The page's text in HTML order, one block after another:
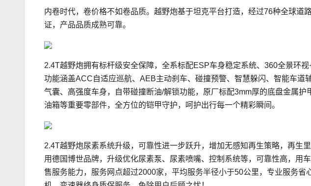
内卷时代，卷价格不如卷品质。越野炮基于坦克平台打造，经过76种全球道
证，产品品质成熟可靠。
2.4T越野炮拥有标杆级安全保障，全系标配ESP车身稳定系统、360全景环视
功能涵盖ACC自适应巡航、AEB主动刹车、碰撞预警、智慧躲闪、智能车道
气囊、高强度车身，自带碰撞断油/解锁功能，原厂标配3mm厚的底盘金属护
油箱等重要零部件，全方位的铠甲守护，呵护出行每一个精彩瞬间。
2.4T越野炮尿素系统升级，可靠性进一步跃升，增加无感知再生策略，再生
用德国博世品牌，升级优化尿素泵、尿素喷嘴、控制系统等，可靠性高，用
售服务能力，服务网点超过2000家，平均服务半径小于50公里，专业服务省